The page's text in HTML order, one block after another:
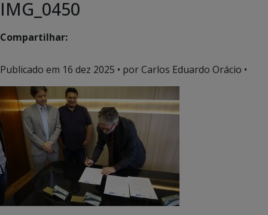
IMG_0450
Compartilhar:
Publicado em 16 dez 2025 • por Carlos Eduardo Orácio •